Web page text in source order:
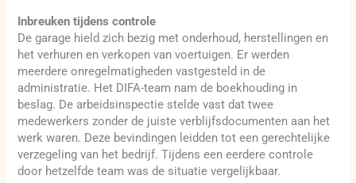
Inbreuken tijdens controle
De garage hield zich bezig met onderhoud, herstellingen en
het verhuren en verkopen van voertuigen. Er werden
meerdere onregelmatigheden vastgesteld in de
administratie. Het DIFA-team nam de boekhouding in
beslag. De arbeidsinspectie stelde vast dat twee
medewerkers zonder de juiste verblijfsdocumenten aan het
werk waren. Deze bevindingen leidden tot een gerechtelijke
verzegeling van het bedrijf. Tijdens een eerdere controle
door hetzelfde team was de situatie vergelijkbaar.